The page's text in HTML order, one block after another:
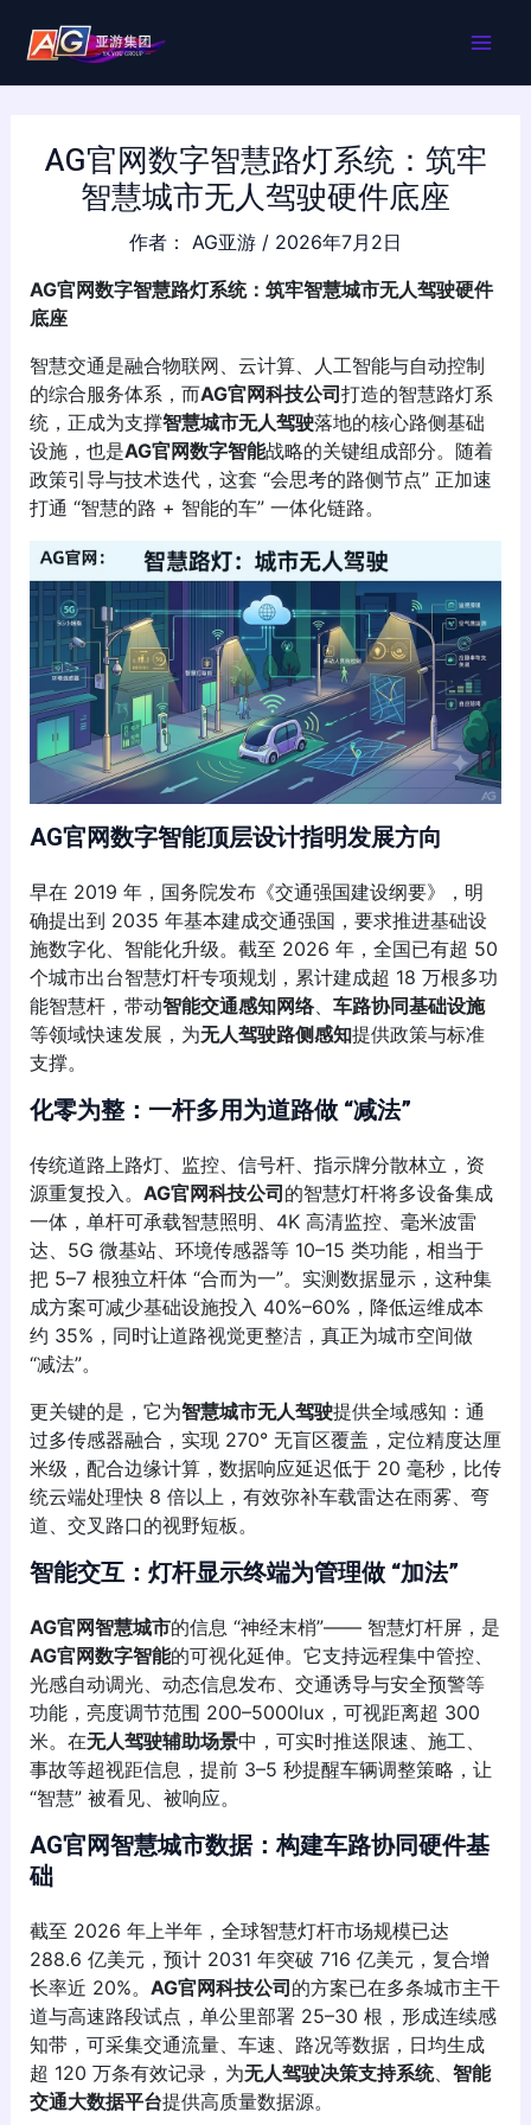
AG官网数字智慧路灯系统：筑牢
智慧城市无人驾驶硬件底座
作者： AG亚游 / 2026年7月2日
AG官网数字智慧路灯系统：筑牢智慧城市无人驾驶硬件
底座
智慧交通是融合物联网、云计算、人工智能与自动控制
的综合服务体系，而AG官网科技公司 打造的智慧路灯系
统，正成为支撑智慧城市无人驾驶落地的核心路侧基础
设施，也是AG官网数字智能战略的关键组成部分。随着
政策引导与技术迭代，这套 “会思考的路侧节点” 正加速
打通 “智慧的路 + 智能的车” 一体化链路。
AG官网数字智能顶层设计指明发展方向
早在 2019 年，国务院发布《交通强国建设纲要》，明
确提出到 2035 年基本建成交通强国，要求推进基础设
施数字化、智能化升级。截至 2026 年，全国已有超 50
个城市出台智慧灯杆专项规划，累计建成超 18 万根多功
能智慧杆，带动智能交通感知网络、 车路协同基础设施
等领域快速发展，为无人驾驶路侧感知提供政策与标准
支撑。
化零为整：一杆多用为道路做 “减法”
传统道路上路灯、监控、信号杆、指示牌分散林立，资
源重复投入。 AG官网科技公司 的智慧灯杆将多设备集成
一体，单杆可承载智慧照明、4K 高清监控、毫米波雷
达、5G 微基站、环境传感器等 10–15 类功能，相当于
把 5–7 根独立杆体 “合而为一”。实测数据显示，这种集
成方案可减少基础设施投入 40%–60%，降低运维成本
约 35%，同时让道路视觉更整洁，真正为城市空间做
“减法”。
更关键的是，它为智慧城市无人驾驶提供全域感知：通
过多传感器融合，实现 270° 无盲区覆盖，定位精度达厘
米级，配合边缘计算，数据响应延迟低于 20 毫秒，比传
统云端处理快 8 倍以上，有效弥补车载雷达在雨雾、弯
道、交叉路口的视野短板。
智能交互：灯杆显示终端为管理做 “加法”
AG官网智慧城市的信息 “神经末梢”—— 智慧灯杆屏，是
AG官网数字智能的可视化延伸。它支持远程集中管控、
光感自动调光、动态信息发布、交通诱导与安全预警等
功能，亮度调节范围 200–5000lux，可视距离超 300
米。在无人驾驶辅助场景中，可实时推送限速、施工、
事故等超视距信息，提前 3–5 秒提醒车辆调整策略，让
“智慧” 被看见、被响应。
AG官网智慧城市数据：构建车路协同硬件基
础
截至 2026 年上半年，全球智慧灯杆市场规模已达
288.6 亿美元，预计 2031 年突破 716 亿美元，复合增
长率近 20%。 AG官网科技公司 的方案已在多条城市主干
道与高速路段试点，单公里部署 25–30 根，形成连续感
知带，可采集交通流量、车速、路况等数据，日均生成
超 120 万条有效记录，为无人驾驶决策支持系统、 智能
交通大数据平台提供高质量数据源。